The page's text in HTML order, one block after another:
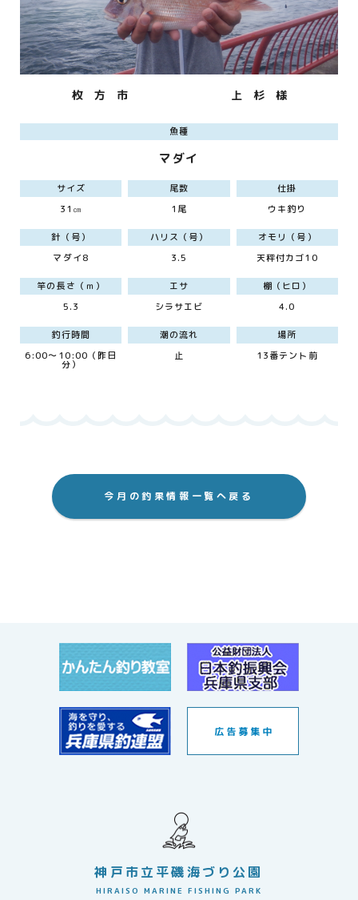
枚 方 市 上 杉 様
魚種
マダイ
サイズ
31㎝
尾数
1尾
仕掛
ウキ釣り
針（号）
マダイ8
ハリス（号）
3.5
オモリ（号）
天秤付カゴ10
竿の長さ（ｍ）
5.3
エサ
シラサエビ
棚（ヒロ）
4.0
釣行時間
6:00～10:00（昨日
分）
潮の流れ
止
場所
13番テント前
今月の釣果情報一覧へ戻る
神戸市立平磯海づり公園
HIRAISO MARINE FISHING PARK